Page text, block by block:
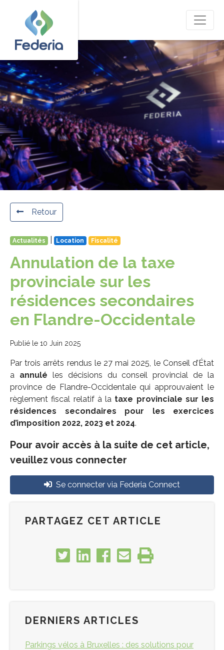
Retour
Actualités | Location Fiscalité
Annulation de la taxe
provinciale sur les
résidences secondaires
en Flandre-Occidentale
Publié le 10 Juin 2025
Par trois arrêts rendus le 27 mai 2025, le Conseil d’État
a annulé les décisions du conseil provincial de la
province de Flandre-Occidentale qui approuvaient le
règlement fiscal relatif à la taxe provinciale sur les
résidences secondaires pour les exercices
d’imposition 2022, 2023 et 2024.
Pour avoir accès à la suite de cet article,
veuillez vous connecter
Se connecter via Federia Connect
PARTAGEZ CET ARTICLE
DERNIERS ARTICLES
Parkings vélos à Bruxelles : des solutions pour